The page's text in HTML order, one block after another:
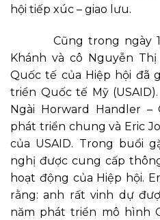
hội tiếp xúc – giao lưu.
Cũng trong ngày 15/
Khánh và cô Nguyễn
Quốc tế của Hiệp hội đã
triển Quốc tế Mỹ
Ngài Horward Handler
phát triển chung và Eric
của USAID. Trong buổi
nghị được cung cấp
hoạt động của Hiệp hội.
rằng: anh rất vinh dự
năm phát triển mô hình